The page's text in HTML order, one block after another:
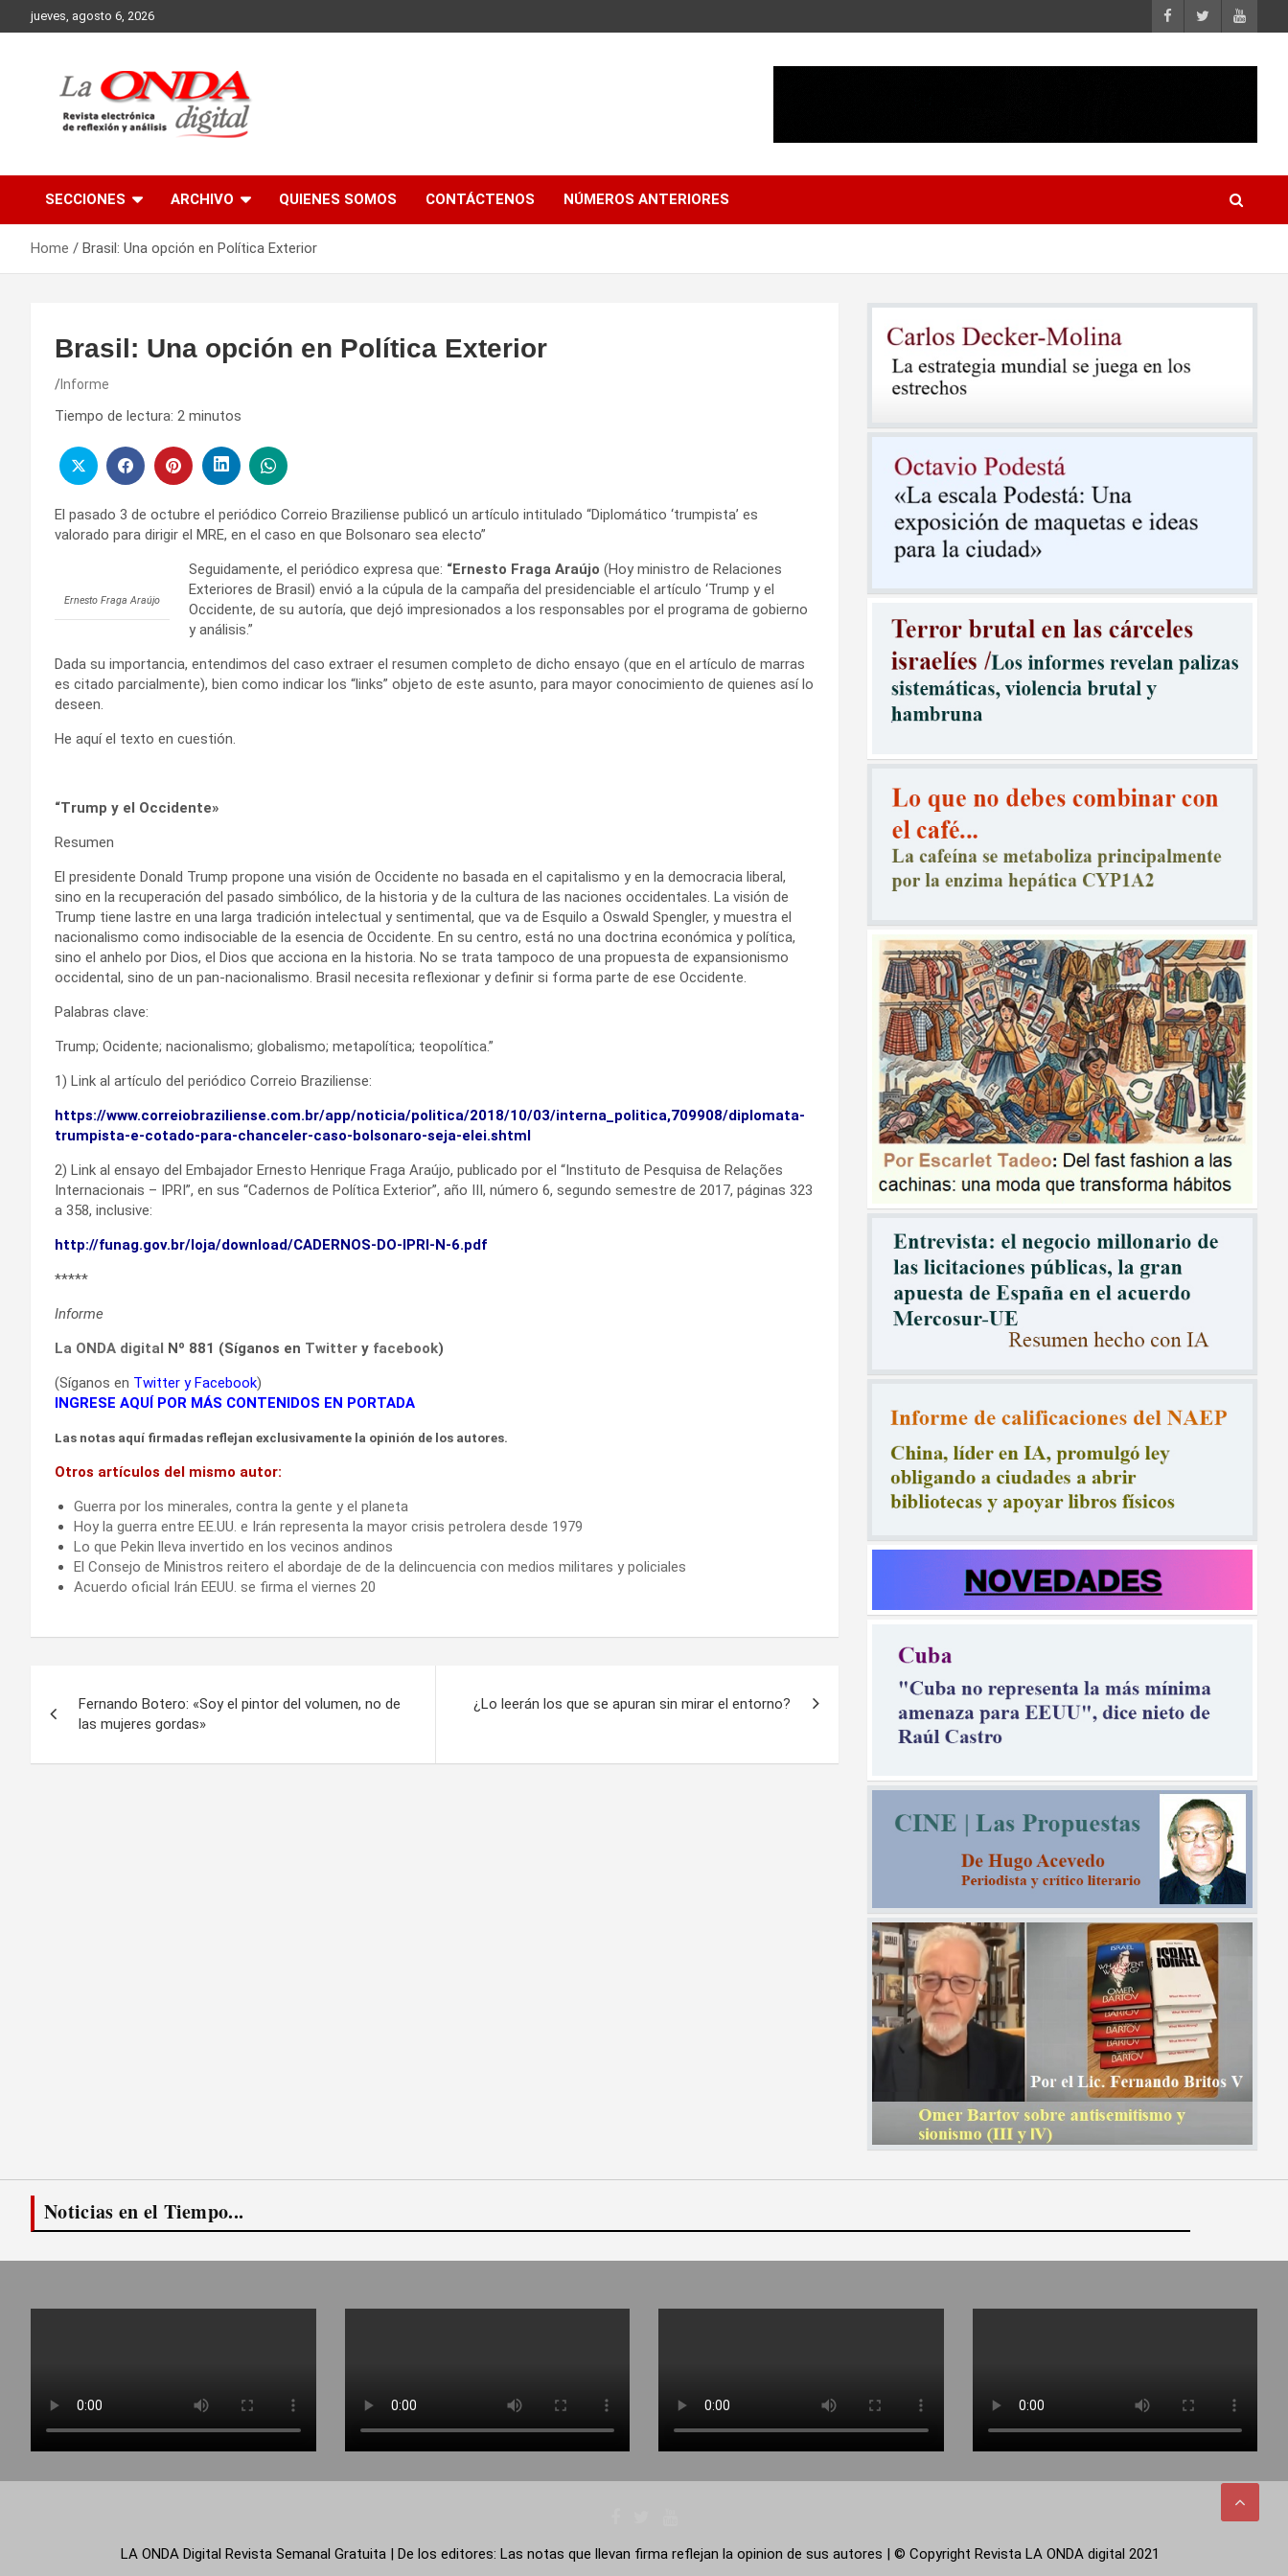
to
jueves, agosto 6, 2026
SECCIONES ARCHIVO QUIENES SOMOS CONTÁCTENOS NÚMEROS ANTERIORES
Home Brasil: Una opción en Política Exterior
Brasil: Una opción en Política Exterior
Informe
Tiempo de lectura: 2 minutos
El pasado 3 de octubre el periódico Correio Braziliense publicó un artículo intitulado “Diplomático ‘trumpista’ es
valorado para dirigir el MRE, en el caso en que Bolsonaro sea electo”
Ernesto Fraga Araújo
Seguidamente, el periódico expresa que: “Ernesto Fraga Araújo (Hoy ministro de Relaciones
Exteriores de Brasil) envió a la cúpula de la campaña del presidenciable el artículo ‘Trump y el
Occidente, de su autoría, que dejó impresionados a los responsables por el programa de gobierno
y análisis.”
Dada su importancia, entendimos del caso extraer el resumen completo de dicho ensayo (que en el artículo de marras
es citado parcialmente), bien como indicar los “links” objeto de este asunto, para mayor conocimiento de quienes así lo
deseen.
He aquí el texto en cuestión.
“Trump y el Occidente»
Resumen
El presidente Donald Trump propone una visión de Occidente no basada en el capitalismo y en la democracia liberal,
sino en la recuperación del pasado simbólico, de la historia y de la cultura de las naciones occidentales. La visión de
Trump tiene lastre en una larga tradición intelectual y sentimental, que va de Esquilo a Oswald Spengler, y muestra el
nacionalismo como indisociable de la esencia de Occidente. En su centro, está no una doctrina económica y política,
sino el anhelo por Dios, el Dios que acciona en la historia. No se trata tampoco de una propuesta de expansionismo
occidental, sino de un pan-nacionalismo. Brasil necesita reflexionar y definir si forma parte de ese Occidente.
Palabras clave:
Trump; Ocidente; nacionalismo; globalismo; metapolítica; teopolítica.”
1) Link al artículo del periódico Correio Braziliense:
https://www.correiobraziliense.com.br/app/noticia/politica/2018/10/03/interna_politica,709908/diplomata-
trumpista-e-cotado-para-chanceler-caso-bolsonaro-seja-elei.shtml
2) Link al ensayo del Embajador Ernesto Henrique Fraga Araújo, publicado por el “Instituto de Pesquisa de Relações
Internacionais – IPRI”, en sus “Cadernos de Política Exterior”, año III, número 6, segundo semestre de 2017, páginas 323
a 358, inclusive:
http://funag.gov.br/loja/download/CADERNOS-DO-IPRI-N-6.pdf
*****
Informe
La ONDA digital Nº 881 (Síganos en Twitter y facebook)
(Síganos en Twitter yFacebook)
INGRESE AQUÍ POR MÁS CONTENIDOS EN PORTADA
Las notas aquí firmadas reflejan exclusivamente la opinión de los autores.
Otros artículos del mismo autor:
Guerra por los minerales, contra la gente y el planeta
Hoy la guerra entre EE.UU. e Irán representa la mayor crisis petrolera desde 1979
Lo que Pekin lleva invertido en los vecinos andinos
El Consejo de Ministros reitero el abordaje de de la delincuencia con medios militares y policiales
Acuerdo oficial Irán EEUU. se firma el viernes 20
de
entradas
Fernando Botero: «Soy el pintor del volumen, no de
las mujeres gordas»
¿Lo leerán los que se apuran sin mirar el entorno?
Noticias en el Tiempo...
LA ONDA Digital Revista Semanal Gratuita | De los editores: Las notas que llevan firma reflejan la opinion de sus autores | © Copyright Revista LA ONDA digital 2021